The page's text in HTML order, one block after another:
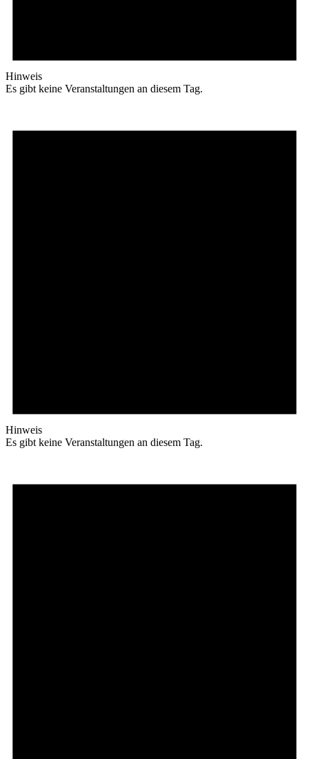
Hinweis
Es gibt keine Veranstaltungen an diesem Tag.
Hinweis
Es gibt keine Veranstaltungen an diesem Tag.